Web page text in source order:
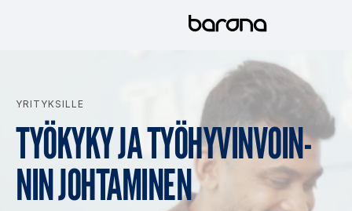
YRITYKSILLE
TYÖ­KY­KY JA TYÖ­HY­VIN­VOIN­
NIN JOH­TA­MI­NEN